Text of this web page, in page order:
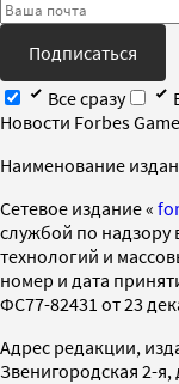
Подписаться
Все сразу
Новости Forbes
Наименование
Cетевое издание «
службой по
технологий и
номер и дата
ФС77-82431 от 23
Адрес редакции,
Звенигородская 2-я,